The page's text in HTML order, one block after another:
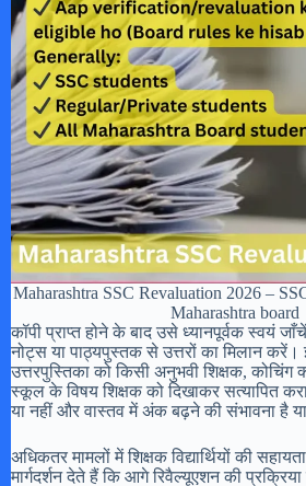
Maharashtra SSC Revaluation 2026 –
Maharashtra board
कॉपी प्राप्त होने के बाद उसे ध्यानपूर्वक स्वयं
नोट्स या पाठ्यपुस्तक से उत्तरों का मिलान
उत्तरपुस्तिका को किसी अनुभवी शिक्षक,
स्कूल के विषय शिक्षक को दिखाकर सत्यापित
या नहीं और वास्तव में अंक बढ़ने की संभावना है
अधिकतर मामलों में शिक्षक विद्यार्थियों की
मार्गदर्शन देते हैं कि आगे रिवैल्यूएशन की प्रक्रिया